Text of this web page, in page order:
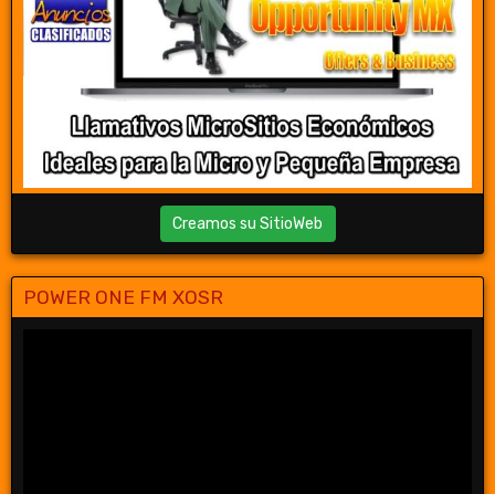
Creamos su SitioWeb
POWER ONE FM XOSR